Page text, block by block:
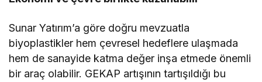
Sunar Yatırım’a göre doğru mevzuatla
biyoplastikler hem çevresel hedeflere ulaşmada
hem de sanayide katma değer inşa etmede önemli
bir araç olabilir. GEKAP artışının tartışıldığı bu